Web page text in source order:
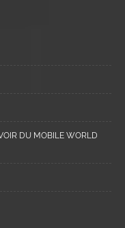
DU MOBILE WORLD